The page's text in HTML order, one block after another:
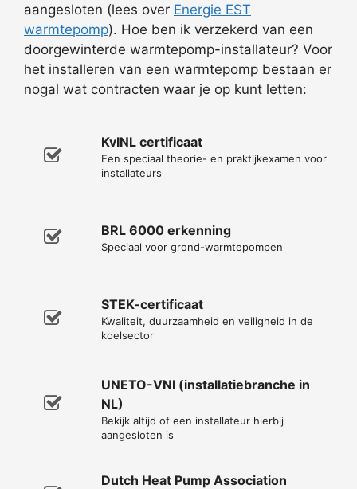
aangesloten (lees over Energie EST
warmtepomp). Hoe ben ik verzekerd van een
doorgewinterde warmtepomp-installateur? Voor
het installeren van een warmtepomp bestaan er
nogal wat contracten waar je op kunt letten:
KvINL certificaat
Een speciaal theorie- en praktijkexamen voor
installateurs
BRL 6000 erkenning
Speciaal voor grond-warmtepompen
STEK-certificaat
Kwaliteit, duurzaamheid en veiligheid in de
koelsector
UNETO-VNI (installatiebranche in
NL)
Bekijk altijd of een installateur hierbij
aangesloten is
Dutch Heat Pump Association